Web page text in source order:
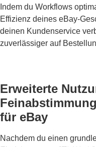
Indem du Workflows
Effizienz deines eBay-
deinen Kundenservice
zuverlässiger auf
Erweiterte
für eBay
Nachdem du einen